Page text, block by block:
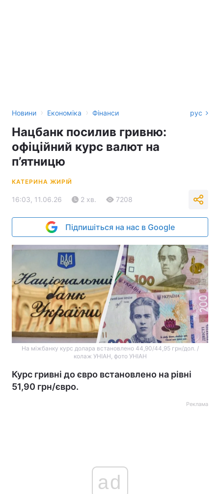
Новини › Економіка › Фінанси рус
Нацбанк посилив гривню:
офіційний курс валют на
п’ятницю
КАТЕРИНА ЖИРІЙ
16:03, 11.06.26 2 хв. 7208
Підпишіться на нас в Google
На міжбанку курс долара встановлено 44,90/44,95 грн/дол. /
колаж УНІАН, фото УНІАН
Курс гривні до євро встановлено на рівні
51,90 грн/євро.
Реклама
ad